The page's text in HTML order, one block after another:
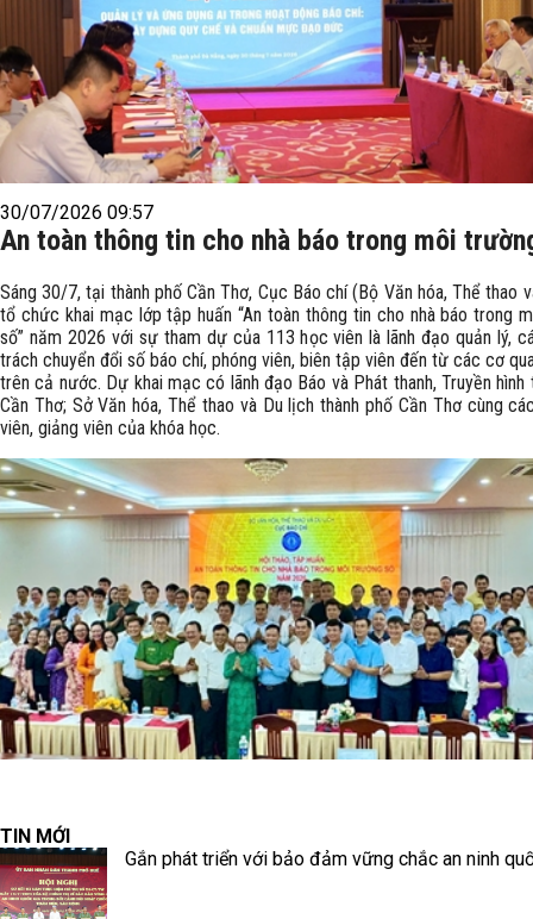
30/07/2026 09:57
An toàn thông tin cho nhà báo trong môi
Sáng 30/7, tại thành phố Cần Thơ, Cục Báo chí (Bộ Văn hóa, Thể thao
tổ chức khai mạc lớp tập huấn “An toàn thông tin cho nhà báo trong
số” năm 2026 với sự tham dự của 113 học viên là lãnh đạo quản lý,
trách chuyển đổi số báo chí, phóng viên, biên tập viên đến từ các cơ
trên cả nước. Dự khai mạc có lãnh đạo Báo và Phát thanh, Truyền hình
Cần Thơ; Sở Văn hóa, Thể thao và Du lịch thành phố Cần Thơ cùng
viên, giảng viên của khóa học.
TIN MỚI
Gắn phát triển với bảo đảm vững chắc an ninh